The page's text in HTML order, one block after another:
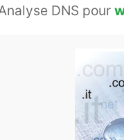
DNS pour